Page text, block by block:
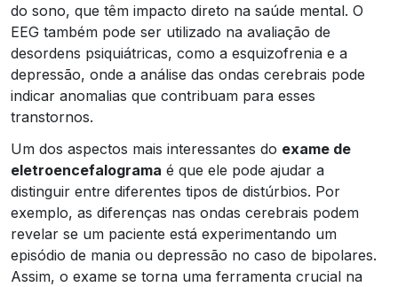
do sono, que têm impacto direto na saúde mental. O
EEG também pode ser utilizado na avaliação de
desordens psiquiátricas, como a esquizofrenia e a
depressão, onde a análise das ondas cerebrais pode
indicar anomalias que contribuam para esses
transtornos.
Um dos aspectos mais interessantes do exame de
eletroencefalograma é que ele pode ajudar a
distinguir entre diferentes tipos de distúrbios. Por
exemplo, as diferenças nas ondas cerebrais podem
revelar se um paciente está experimentando um
episódio de mania ou depressão no caso de bipolares.
Assim, o exame se torna uma ferramenta crucial na